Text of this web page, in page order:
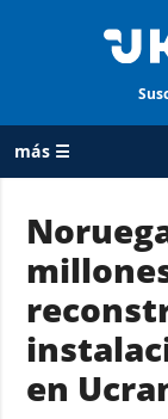
más ☰
TODAS LAS
CATEGORÍAS
Guerra
de Ucrania
en